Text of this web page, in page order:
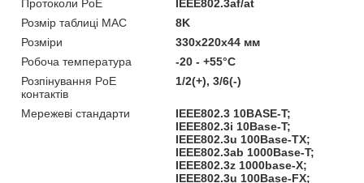
Протоколи PoE
IEEE802.3af/at
Розмір таблиці MAC
8K
Розміри
330x220x44 мм
Робоча температура
-20 - +55°C
Розпінування PoE
контактів
1/2(+), 3/6(-)
Мережеві стандарти
IEEE802.3 10BASE-T;
IEEE802.3i 10Base-T;
IEEE802.3u 100Base-TX;
IEEE802.3ab 1000Base-T;
IEEE802.3z 1000base-X;
IEEE802.3u 100Base-FX;